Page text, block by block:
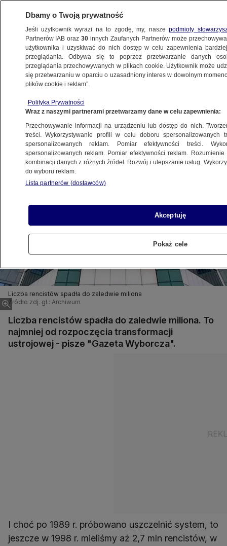
BIZNES
Z KRAJU
4.02.2015, 06:26
Udostępnij
Liczba rencistów spadła do zaledwie miliona
Źródło zdj. gł.: Archiwum
Liczba rencistów spadła do zaledwie miliona. To
najmniej od rozpoczęcia transformacji
ustrojowej - pisze "Gazeta Wyborcza".
I choć po 1989 r. próbowano uszczelnić system, to
jeszcze w 1998 r. mieliśmy aż 2,7 mln rencistów, w
Dbamy o Twoją prywatność
Jeśli użytkownik wyrazi na to zgodę, my, naszepodmioty
Partnerów IAB oraz30 innych Zaufanych Partnerów może
użytkownika i uzyskiwać do nich dostęp w celu zapewnienia
przeglądania. Odbywa się to poprzez przetwarzanie danych
przeglądania przechowywanych w plikach cookie. Użytkownik może
się przetwarzaniu w oparciu o uzasadniony interes w dowolnym
plików cookie i reklam”.
Polityka Prywatności
Wraz z naszymi partnerami przetwarzamy dane w celu zapewnienia:
Przechowywanie informacji na urządzeniu lub dostęp do nich.
treści. Wykorzystywanie profili w celu doboru spersonalizowanych
spersonalizowanych reklam. Pomiar efektywności treści.
spersonalizowanych reklam. Pomiar efektywności reklam.
kombinacji danych z różnych źródeł. Rozwój i ulepszanie usług.
do wyboru reklam.
Lista partnerów (dostawców)
Akceptuję
Pokaż cele